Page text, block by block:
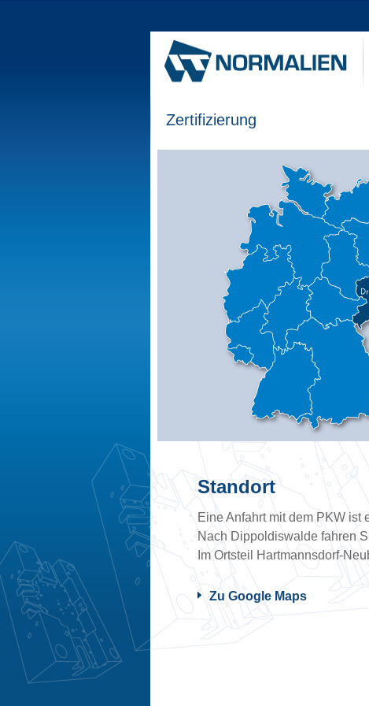
Zertifizierung
Standort
Eine Anfahrt mit dem PKW
Nach Dippoldiswalde fahren
Im Ortsteil Hartmannsdorf-
Zu Google Maps